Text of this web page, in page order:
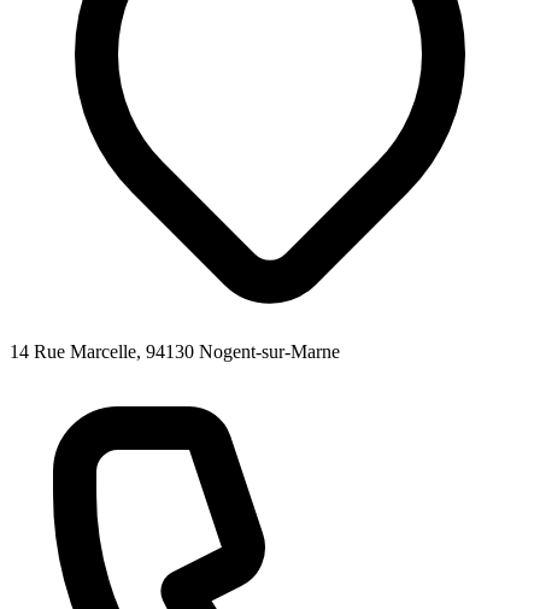
14 Rue Marcelle, 94130 Nogent-sur-Marne